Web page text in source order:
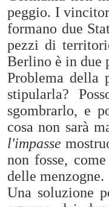
peggio. I
formano due
pezzi di
Berlino è in due
Problema della
stipularla?
sgombrarlo, e
cosa non sarà
l'impasse
non fosse,
delle menzogne.
Una soluzione